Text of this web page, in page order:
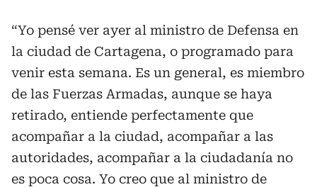
“Yo pensé ver ayer al ministro de Defensa en
la ciudad de Cartagena, o programado para
venir esta semana. Es un general, es miembro
de las Fuerzas Armadas, aunque se haya
retirado, entiende perfectamente que
acompañar a la ciudad, acompañar a las
autoridades, acompañar a la ciudadanía no
es poca cosa. Yo creo que al ministro de